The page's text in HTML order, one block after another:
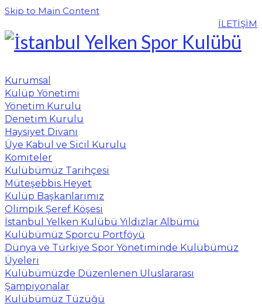
Skip to Main Content
İLETİŞİM
Kurumsal
Kulüp Yönetimi
Yönetim Kurulu
Denetim Kurulu
Haysiyet Divanı
Üye Kabul ve Sicil Kurulu
Komiteler
Kulübümüz Tarihçesi
Müteşebbis Heyet
Kulüp Başkanlarımız
Olimpik Şeref Köşesi
İstanbul Yelken Kulübü Yıldızlar Albümü
Kulübümüz Sporcu Portföyü
Dünya ve Türkiye Spor Yönetiminde Kulübümüz
Üyeleri
Kulübümüzde Düzenlenen Uluslararası
Şampiyonalar
Kulübümüz Tüzüğü